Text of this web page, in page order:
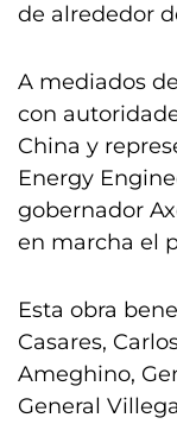
de alrededor
A mediados
con
China y
Energy
gobernador
en marcha el
Esta obra
Casares,
Ameghino,
General